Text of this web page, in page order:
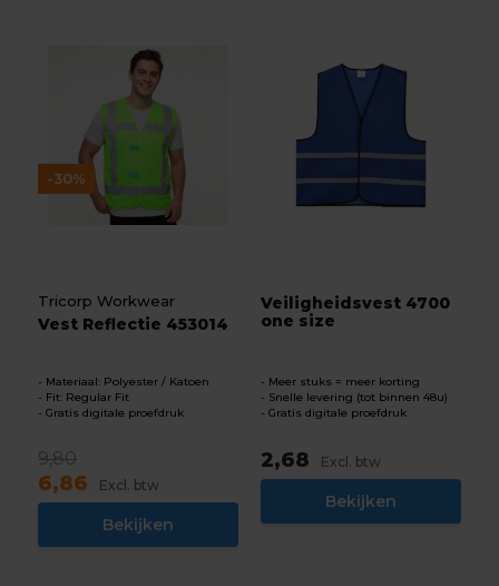
-30%
Tricorp Workwear
Vest Reflectie 453014
Materiaal: Polyester / Katoen
Fit: Regular Fit
Gratis digitale proefdruk
9,80
6,86 Excl. btw
Bekijken
Veiligheidsvest 4700
one size
Meer stuks = meer korting
Snelle levering (tot binnen 48u)
Gratis digitale proefdruk
2,68 Excl. btw
Bekijken